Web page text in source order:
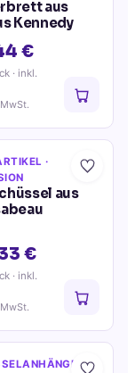
aus
Kennedy
€
· inkl.
·
aus
€
· inkl.